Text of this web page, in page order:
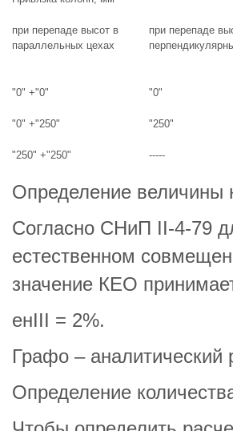
при перепаде высот в
параллельных цехах
при перепаде
"0" +"0" "0"
"0" +"250" "250"
"250" +"250" -----
Определение величины
Согласно СНиП II-4-79
естественном
значение КЕО
eнIII = 2%.
Графо – аналитический
Определение